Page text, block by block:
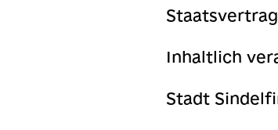
Inhaltlich
Stadt